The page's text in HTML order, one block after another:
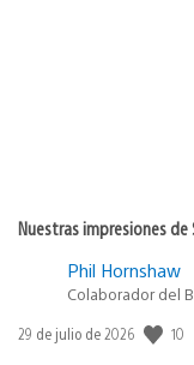
Nuestras impresiones
Phil Hornshaw
Colaborador del
Fecha
29 de julio de 2026 10